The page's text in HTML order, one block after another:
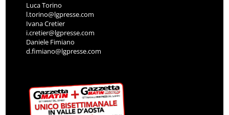
Luca Torino
l.torino@lgpresse.com
Ivana Cretier
i.cretier@lgpresse.com
Daniele Fimiano
d.fimiano@lgpresse.com